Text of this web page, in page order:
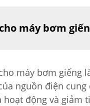
máy bơm
máy bơm
nguồn điện
hoạt động và giảm